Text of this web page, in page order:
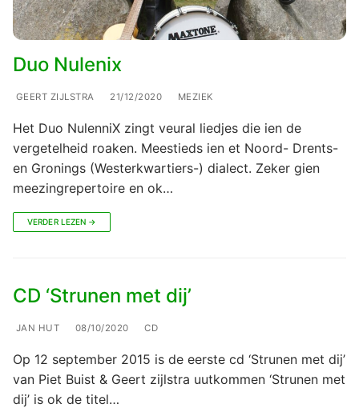
Duo Nulenix
GEERT ZIJLSTRA 21/12/2020 MEZIEK
Het Duo NulenniX zingt veural liedjes die ien de
vergetelheid roaken. Meestieds ien et Noord- Drents-
en Gronings (Westerkwartiers-) dialect. Zeker gien
meezingrepertoire en ok…
VERDER LEZEN →
CD ‘Strunen met dij’
JAN HUT 08/10/2020 CD
Op 12 september 2015 is de eerste cd ‘Strunen met dij’
van Piet Buist & Geert zijlstra uutkommen ‘Strunen met
dij’ is ok de titel…